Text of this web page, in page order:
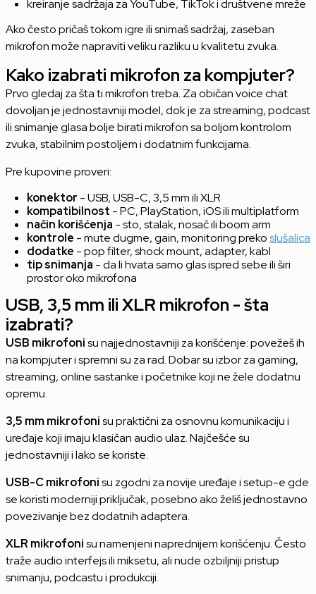
kreiranje sadržaja za YouTube, TikTok i društvene mreže
Ako često pričaš tokom igre ili snimaš sadržaj, zaseban
mikrofon može napraviti veliku razliku u kvalitetu zvuka.
Kako izabrati mikrofon za kompjuter?
Prvo gledaj za šta ti mikrofon treba. Za običan voice chat
dovoljan je jednostavniji model, dok je za streaming, podcast
ili snimanje glasa bolje birati mikrofon sa boljom kontrolom
zvuka, stabilnim postoljem i dodatnim funkcijama.
Pre kupovine proveri:
konektor - USB, USB-C, 3,5 mm ili XLR
kompatibilnost - PC, PlayStation, iOS ili multiplatform
način korišćenja - sto, stalak, nosač ili boom arm
kontrole - mute dugme, gain, monitoring prekoslušalica
dodatke - pop filter, shock mount, adapter, kabl
tip snimanja - da li hvata samo glas ispred sebe ili širi
prostor oko mikrofona
USB, 3,5 mm ili XLR mikrofon - šta
izabrati?
USB mikrofonisu najjednostavniji za korišćenje: povežeš ih
na kompjuter i spremni su za rad. Dobar su izbor za gaming,
streaming, online sastanke i početnike koji ne žele dodatnu
opremu.
3,5 mm mikrofonisu praktični za osnovnu komunikaciju i
uređaje koji imaju klasičan audio ulaz. Najčešće su
jednostavniji i lako se koriste.
USB-C mikrofonisu zgodni za novije uređaje i setup-e gde
se koristi moderniji priključak, posebno ako želiš jednostavno
povezivanje bez dodatnih adaptera.
XLR mikrofonisu namenjeni naprednijem korišćenju. Često
traže audio interfejs ili miksetu, ali nude ozbiljniji pristup
snimanju, podcastu i produkciji.